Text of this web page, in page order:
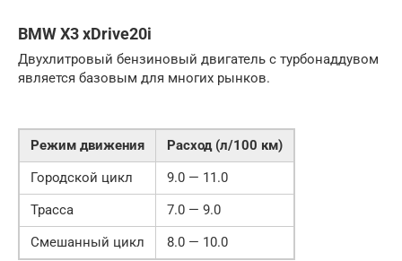
BMW X3 xDrive20i
Двухлитровый бензиновый двигатель с турбонаддувом
является базовым для многих рынков.
Режим движения
Расход (л/100 км)
Городской цикл
9.0 — 11.0
Трасса
7.0 — 9.0
Смешанный цикл
8.0 — 10.0